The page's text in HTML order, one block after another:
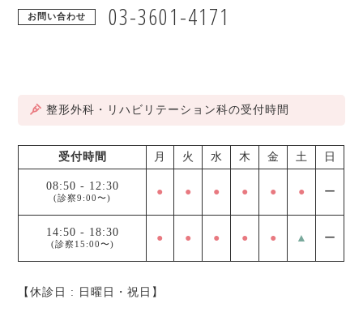
お問い合わせ 03-3601-4171
整形外科・リハビリテーション科の受付時間
受付時間 月 火 水 木 金 土 日
08:50 - 12:30
(診察9:00〜) ● ● ● ● ● ● ー
14:50 - 18:30
(診察15:00〜) ● ● ● ● ● ▲ ー
【休診日 : 日曜日・祝日】